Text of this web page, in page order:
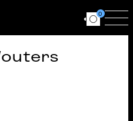
Ouvrir le
0